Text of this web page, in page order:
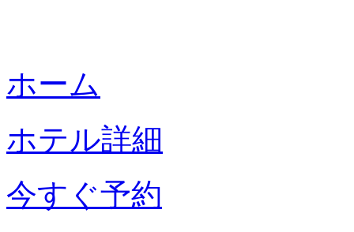
ホーム
ホテル詳細
今すぐ予約